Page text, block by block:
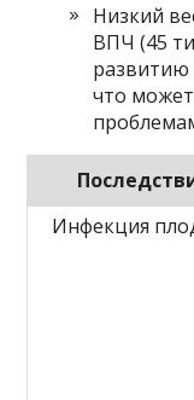
Низкий
ВПЧ (45
развитию
что
Инфекция